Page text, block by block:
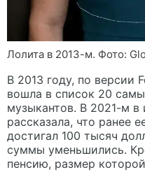
Лолита в 2013-м. Фото:
В 2013 году, по версии
вошла в список 20
музыкантов. В 2021-м в
рассказала, что ранее
достигал 100 тысяч
суммы уменьшились.
пенсию, размер